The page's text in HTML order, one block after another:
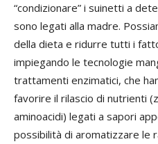
“condizionare” i suinetti a
sono legati alla madre.
della dieta e ridurre tutti i
impiegando le tecnologie
trattamenti enzimatici, che
favorire il rilascio di nutrienti
aminoacidi) legati a sapori
possibilità di aromatizzare le